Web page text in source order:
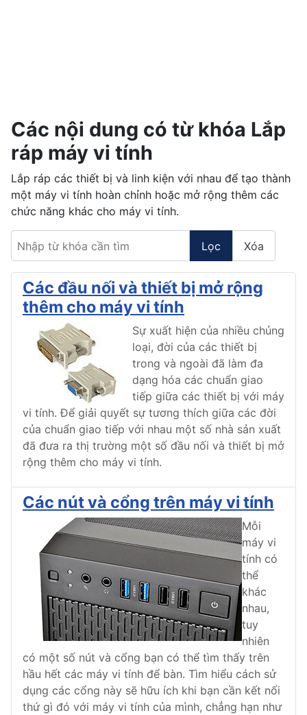
Các nội dung có từ khóa Lắp
ráp máy vi tính
Lắp ráp các thiết bị và linh kiện với nhau để tạo thành
một máy vi tính hoàn chỉnh hoặc mở rộng thêm các
chức năng khác cho máy vi tính.
Nhập từ khóa cần tìm
Lọc Xóa
Các đầu nối và thiết bị mở rộng
thêm cho máy vi tính
Sự xuất hiện của nhiều chủng
loại, đời của các thiết bị
trong và ngoài đã làm đa
dạng hóa các chuẩn giao
tiếp giữa các thiết bị với máy
vi tính. Để giải quyết sự tương thích giữa các đời
của chuẩn giao tiếp với nhau một số nhà sản xuất
đã đưa ra thị trường một số đầu nối và thiết bị mở
rộng thêm cho máy vi tính.
Các nút và cổng trên máy vi tính
Mỗi
máy vi
tính có
thể
khác
nhau,
tuy
nhiên
có một số nút và cổng bạn có thể tìm thấy trên
hầu hết các máy vi tính để bàn. Tìm hiểu cách sử
dụng các cổng này sẽ hữu ích khi bạn cần kết nối
thứ gì đó với máy vi tính của mình, chẳng hạn như